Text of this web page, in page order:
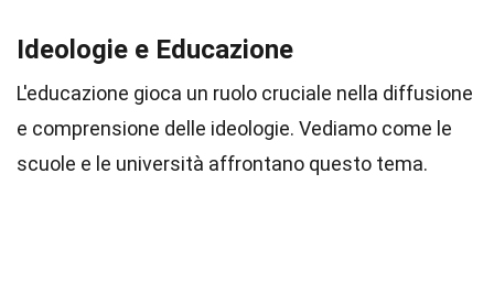
Ideologie e Educazione
L'educazione gioca un ruolo cruciale nella diffusione
e comprensione delle ideologie. Vediamo come le
scuole e le università affrontano questo tema.